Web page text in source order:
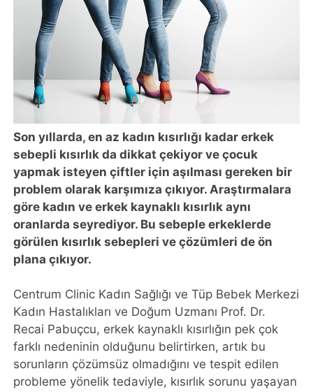
Son yıllarda, en az kadın kısırlığı kadar erkek
sebepli kısırlık da dikkat çekiyor ve çocuk
yapmak isteyen çiftler için aşılması gereken bir
problem olarak karşımıza çıkıyor. Araştırmalara
göre kadın ve erkek kaynaklı kısırlık aynı
oranlarda seyrediyor. Bu sebeple erkeklerde
görülen kısırlık sebepleri ve çözümleri de ön
plana çıkıyor.
Centrum Clinic Kadın Sağlığı ve Tüp Bebek Merkezi
Kadın Hastalıkları ve Doğum Uzmanı Prof. Dr.
Recai Pabuçcu, erkek kaynaklı kısırlığın pek çok
farklı nedeninin olduğunu belirtirken, artık bu
sorunların çözümsüz olmadığını ve tespit edilen
probleme yönelik tedaviyle, kısırlık sorunu yaşayan